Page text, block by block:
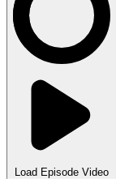
Load Episode Video